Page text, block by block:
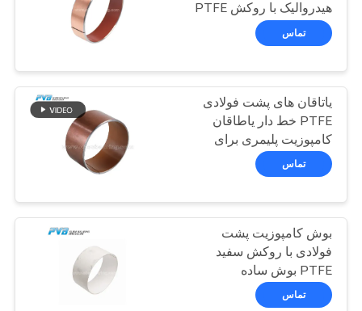
کنترل
تماس
اخبار
پرونده
بلبرینگ برنز پیچیده
شده
بوش خط دار PTFE
14
هیدروالیک با روکش PTFE
تماس
یاتاقان های پشت فولادی
PTFE خط دار یاطاقان
کامپوزیت پلیمری برای
ضربه گیر
تماس
بوش کامپوزیت پشت
فولادی با روکش سفید
PTFE بوش ساده
تماس